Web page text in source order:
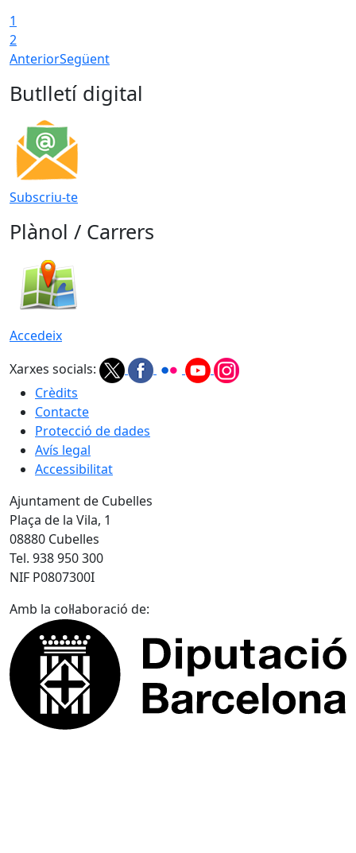
1
2
AnteriorSegüent
Butlletí digital
Subscriu-te
Plànol / Carrers
Accedeix
Xarxes socials:
Crèdits
Contacte
Protecció de dades
Avís legal
Accessibilitat
Ajuntament de Cubelles
Plaça de la Vila, 1
08880 Cubelles
Tel. 938 950 300
NIF P0807300I
Amb la col·laboració de: